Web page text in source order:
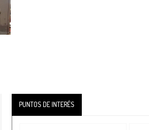
PUNTOS DE INTERÉS